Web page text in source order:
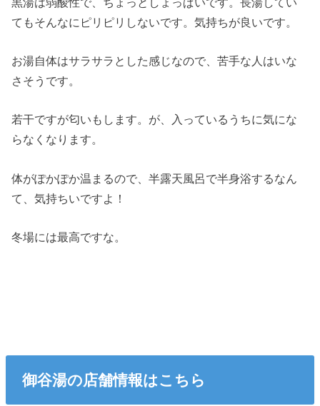
てもそんなにピリピリしないです。気持ちが良いです。
お湯自体はサラサラとした感じなので、苦手な人はいな
さそうです。
若干ですが匂いもします。が、入っているうちに気にな
らなくなります。
体がぽかぽか温まるので、半露天風呂で半身浴するなん
て、気持ちいですよ！
冬場には最高ですな。
御谷湯の店舗情報はこちら